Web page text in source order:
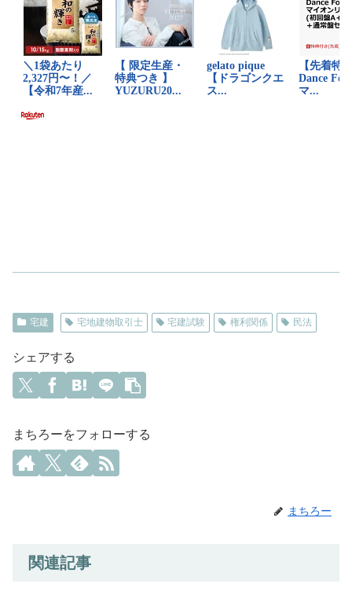
宅建 宅地建物取引士 宅建試験 権利関係 民法
シェアする
まちろーをフォローする
まちろー
関連記事